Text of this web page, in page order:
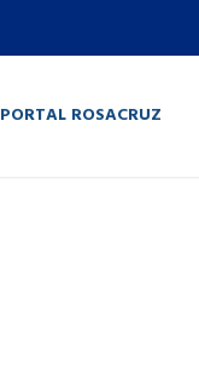
PORTAL ROSACRUZ